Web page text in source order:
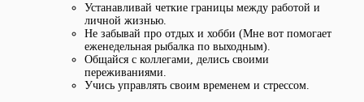
Устанавливай четкие границы между работой и
личной жизнью.
Не забывай про отдых и хобби (Мне вот помогает
еженедельная рыбалка по выходным).
Общайся с коллегами, делись своими
переживаниями.
Учись управлять своим временем и стрессом.